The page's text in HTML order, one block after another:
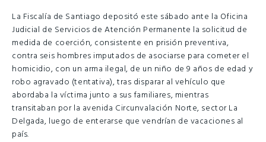
La Fiscalía de Santiago depositó este sábado ante la Oficina
Judicial de Servicios de Atención Permanente la solicitud de
medida de coerción, consistente en prisión preventiva,
contra seis hombres imputados de asociarse para cometer el
homicidio, con un arma ilegal, de un niño de 9 años de edad y
robo agravado (tentativa), tras disparar al vehículo que
abordaba la víctima junto a sus familiares, mientras
transitaban por la avenida Circunvalación Norte, sector La
Delgada, luego de enterarse que vendrían de vacaciones al
país.